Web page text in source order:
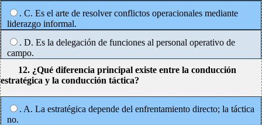
. C. Es el arte de resolver conflictos operacionales mediante
liderazgo informal.
. D. Es la delegación de funciones al personal operativo de
campo.
12. ¿Qué diferencia principal existe entre la conducción
estratégica y la conducción táctica?
. A. La estratégica depende del enfrentamiento directo; la táctica
no.